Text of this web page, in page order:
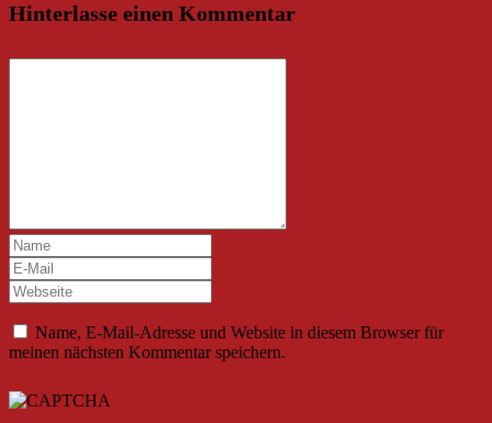
Hinterlasse einen Kommentar
Name, E-Mail-Adresse und Website in diesem Browser für
meinen nächsten Kommentar speichern.